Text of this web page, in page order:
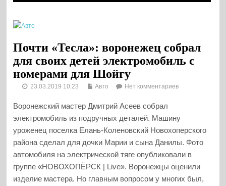
Почти «Тесла»: воронежец собрал
для своих детей электромобиль с
номерами для Шойгу
23.03.2019 10:23 Авто Нет комментариев
Воронежский мастер Дмитрий Асеев собрал
электромобиль из подручных деталей. Машину
уроженец поселка Елань-Коленовский Новохоперского
района сделал для дочки Марии и сына Данилы. Фото
автомобиля на электрической тяге опубликовали в
группе «НОВОХОПЁРСК | Live». Воронежцы оценили
изделие мастера. Но главным вопросом у многих был,